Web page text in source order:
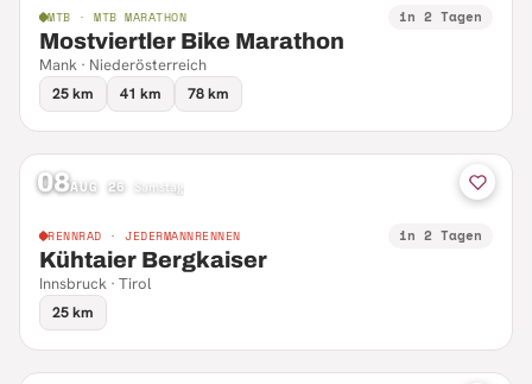
MTB · MTB MARATHON in 2 Tagen
Mostviertler Bike Marathon
Mank · Niederösterreich
25 km
41 km 78 km
08AUG 26 Samstag
RENNRAD · JEDERMANNRENNEN in 2 Tagen
Kühtaier Bergkaiser
Innsbruck · Tirol
25 km